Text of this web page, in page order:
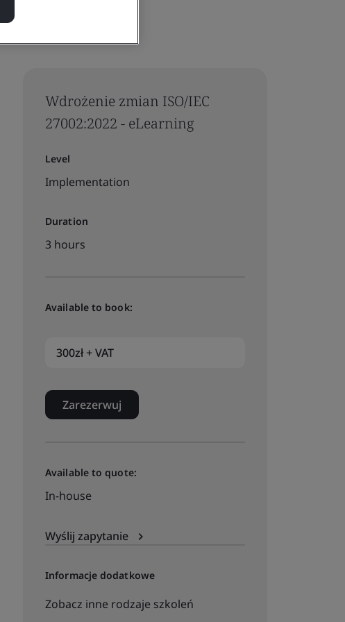
Wdrożenie zmian ISO/IEC
27002:2022 - eLearning
Level
Implementation
Duration
3 hours
Available to book:
300zł + VAT
Zarezerwuj
Available to quote:
In-house
Wyślij zapytanie
Informacje dodatkowe
Zobacz inne rodzaje szkoleń